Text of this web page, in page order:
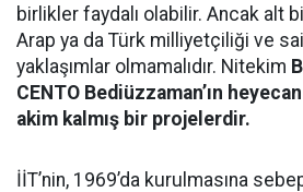
birlikler faydalı olabilir. Ancak alt
Arap ya da Türk milliyetçiliği ve sair
yaklaşımlar olmamalıdır. Nitekim
CENTO Bediüzzaman’ın
akim kalmış bir projelerdir.
İİT’nin, 1969’da kurulmasına